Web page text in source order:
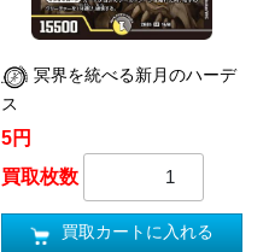
冥界を統べる新月のハーデ
ス
5円
買取枚数
買取カートに入れる